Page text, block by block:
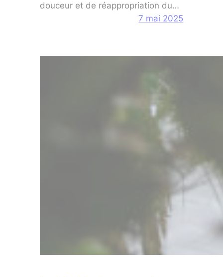
douceur et de réappropriation du…
7 mai 2025